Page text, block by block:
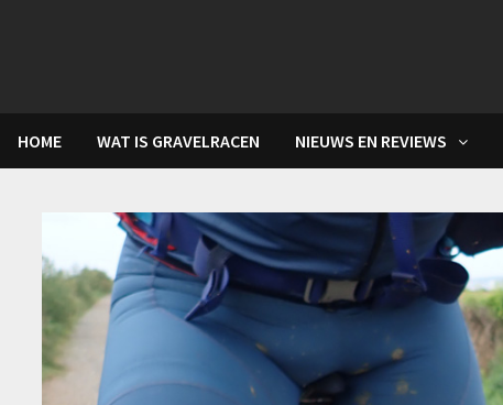
HOME WAT IS GRAVELRACEN NIEUWS EN REVIEWS